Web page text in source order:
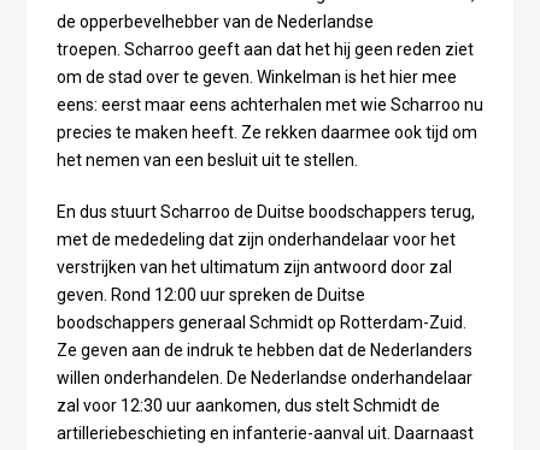
de opperbevelhebber van de Nederlandse
troepen. Scharroo geeft aan dat het hij geen reden ziet
om de stad over te geven. Winkelman is het hier mee
eens: eerst maar eens achterhalen met wie Scharroo nu
precies te maken heeft. Ze rekken daarmee ook tijd om
het nemen van een besluit uit te stellen.
En dus stuurt Scharroo de Duitse boodschappers terug,
met de mededeling dat zijn onderhandelaar voor het
verstrijken van het ultimatum zijn antwoord door zal
geven. Rond 12:00 uur spreken de Duitse
boodschappers generaal Schmidt op Rotterdam-Zuid.
Ze geven aan de indruk te hebben dat de Nederlanders
willen onderhandelen. De Nederlandse onderhandelaar
zal voor 12:30 uur aankomen, dus stelt Schmidt de
artilleriebeschieting en infanterie-aanval uit. Daarnaast